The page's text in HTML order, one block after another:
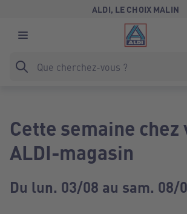
ALDI, LE CHOIX MALIN
Cette semaine chez
ALDI-magasin
Du lun. 03/08 au sam. 08/